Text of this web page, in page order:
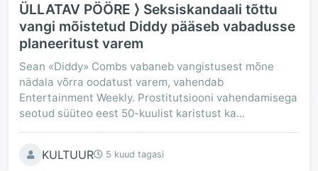
ÜLLATAV PÖÖRE ⟩ Seksiskandaali tõttu
vangi mõistetud Diddy pääseb vabadusse
planeeritust varem
Sean «Diddy» Combs vabaneb vangistusest mõne
nädala võrra oodatust varem, vahendab
Entertainment Weekly. Prostitutsiooni vahendamisega
seotud süüteo eest 50-kuulist karistust ka...
KULTUUR 5 kuud tagasi